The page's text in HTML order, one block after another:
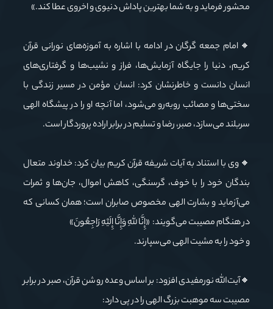
محشور فرماید و به شما بهترین پاداش دنیوی و اخروی عطا کند.»
🔸امام جمعه گرگان در ادامه با اشاره به آموزه‌های نورانی قرآن
کریم، دنیا را جایگاه آزمایش‌ها، فراز و نشیب‌ها و گرفتاری‌های
انسان دانست و خاطرنشان کرد: انسان مؤمن در مسیر زندگی با
سختی‌ها و مصائب روبه‌رو می‌شود، اما آنچه او را در پیشگاه الهی
سربلند می‌سازد، صبر، رضا و تسلیم در برابر اراده پروردگار است.
🔸وی با استناد به آیات شریفه قرآن کریم بیان کرد: خداوند متعال
بندگان خود را با خوف، گرسنگی، کاهش اموال، جان‌ها و ثمرات
می‌آزماید و بشارت الهی مخصوص صابران است؛ همان کسانی که
در هنگام مصیبت می‌گویند: «إِنَّا لِلَّهِ وَإِنَّا إِلَيْهِ رَاجِعُونَ»
و خود را به مشیت الهی می‌سپارند.
🔸آیت‌الله نورمفیدی افزود: بر اساس وعده روشن قرآن، صبر در برابر
مصیبت سه موهبت بزرگ الهی را در پی دارد: